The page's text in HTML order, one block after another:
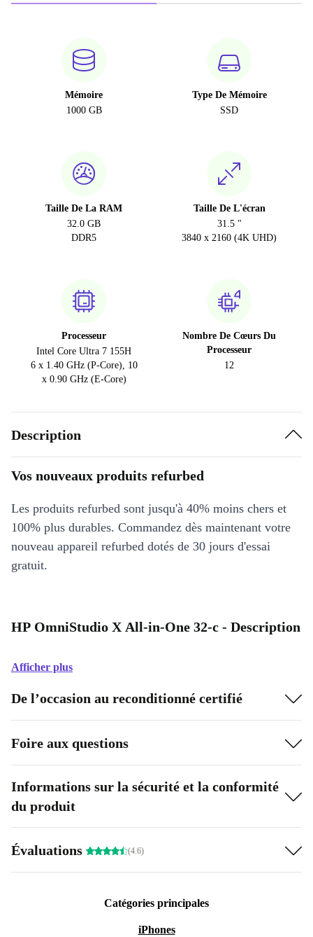
Mémoire
1000 GB
Type De Mémoire
SSD
Taille De La RAM
32.0 GB
DDR5
Taille De L'écran
31.5 "
3840 x 2160 (4K UHD)
Processeur
Intel Core Ultra 7 155H
6 x 1.40 GHz (P-Core), 10
x 0.90 GHz (E-Core)
Nombre De Cœurs Du
Processeur
12
Description
Vos nouveaux produits refurbed
Les produits refurbed sont jusqu'à 40% moins chers et
100% plus durables. Commandez dès maintenant votre
nouveau appareil refurbed dotés de 30 jours d'essai
gratuit.
HP OmniStudio X All-in-One 32-c - Description
Afficher plus
De l’occasion au reconditionné certifié
Foire aux questions
Informations sur la sécurité et la conformité
du produit
Évaluations (4.6)
Catégories principales
iPhones